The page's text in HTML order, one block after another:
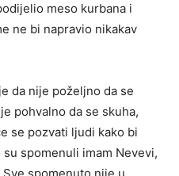
meso kurbana i
ne bi napravio nikakav
da nije poželjno da se
pohvalno da se skuha,
se pozvati ljudi kako bi
spomenuli imam Nevevi,